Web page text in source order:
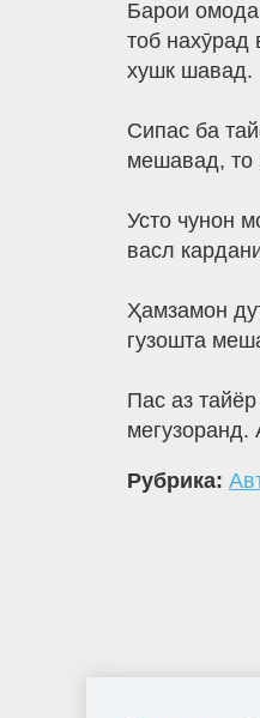
Барои
тоб
хушк шавад.
Сипас ба
мешавад, то
Усто чунон
васл
Ҳамзамон
гузошта
Пас аз
мегузоранд.
Рубрика: